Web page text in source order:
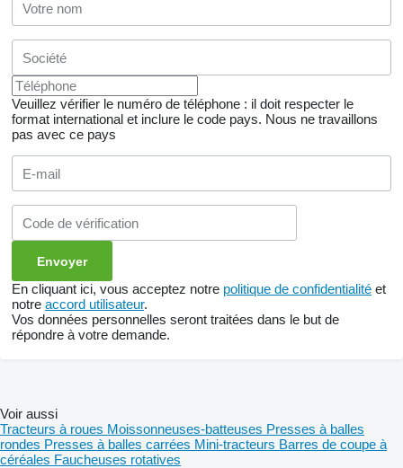
Veuillez vérifier le numéro de téléphone : il doit respecter le
format international et inclure le code pays. Nous ne travaillons
pas avec ce pays
En cliquant ici, vous acceptez notre politique de confidentialité et
notre accord utilisateur.
Vos données personnelles seront traitées dans le but de
répondre à votre demande.
Voir aussi
Tracteurs à roues Moissonneuses-batteuses Presses à balles
rondes Presses à balles carrées Mini-tracteurs Barres de coupe à
céréales Faucheuses rotatives